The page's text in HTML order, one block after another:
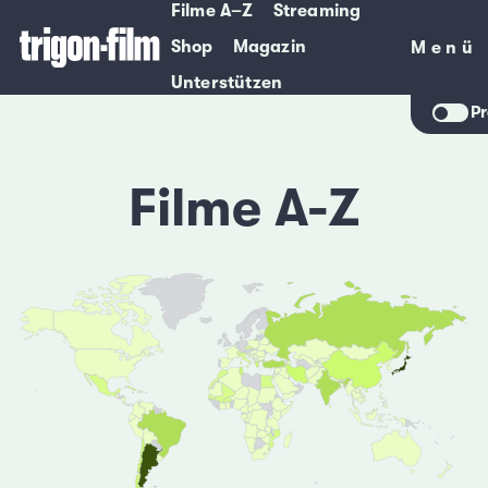
Filme A–Z
Streaming
Shop
Magazin
Unterstützen
Menü
Menü
Filme A-Z